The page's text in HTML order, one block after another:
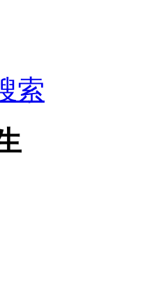
索